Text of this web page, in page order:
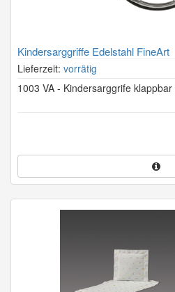
Kindersarggriffe Edelstahl FineArt
Lieferzeit: vorrätig
1003 VA - Kindersarggrife